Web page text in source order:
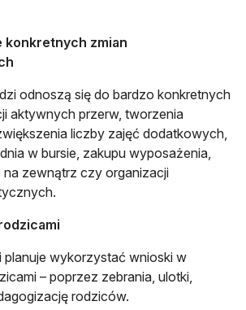
konkretnych zmian
odnoszą się do bardzo konkretnych
aktywnych przerw, tworzenia
liczby zajęć dodatkowych,
w bursie, zakupu wyposażenia,
zewnątrz czy organizacji
planuje wykorzystać wnioski w
– poprzez zebrania, ulotki,
rodziców.